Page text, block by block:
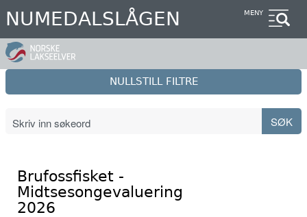
Hopp
til
hovedinnhold
NUMEDALSLÅGEN MENY
NULLSTILL FILTRE
Brufossfisket -
Midtsesongevaluering
2026